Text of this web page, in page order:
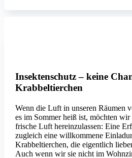
Insektenschutz – keine
Krabbeltierchen
Wenn die Luft in unseren Räumen
es im Sommer heiß ist, möchten
frische Luft hereinzulassen: Eine
zugleich eine willkommene
Krabbeltierchen, die eigentlich
Auch wenn wir sie nicht im